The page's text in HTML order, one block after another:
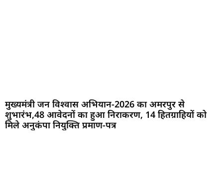
मुख्यमंत्री जन विश्वास अभियान-2026 का अमरपुर से
शुभारंभ,48 आवेदनों का हुआ निराकरण, 14 हितग्राहियों को
मिले अनुकंपा नियुक्ति प्रमाण-पत्र